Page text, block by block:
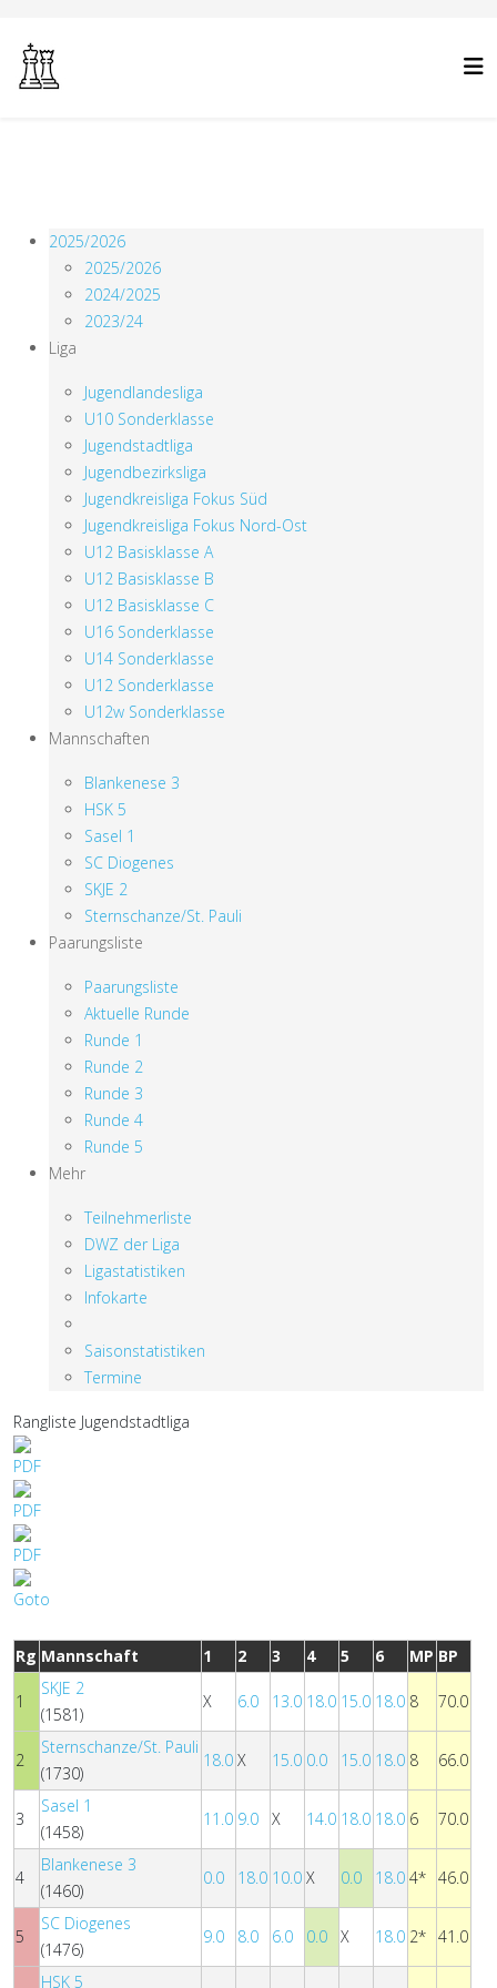
2025/2026
2025/2026
2024/2025
2023/24
Liga
Jugendlandesliga
U10 Sonderklasse
Jugendstadtliga
Jugendbezirksliga
Jugendkreisliga Fokus Süd
Jugendkreisliga Fokus Nord-Ost
U12 Basisklasse A
U12 Basisklasse B
U12 Basisklasse C
U16 Sonderklasse
U14 Sonderklasse
U12 Sonderklasse
U12w Sonderklasse
Mannschaften
Blankenese 3
HSK 5
Sasel 1
SC Diogenes
SKJE 2
Sternschanze/St. Pauli
Paarungsliste
Paarungsliste
Aktuelle Runde
Runde 1
Runde 2
Runde 3
Runde 4
Runde 5
Mehr
Teilnehmerliste
DWZ der Liga
Ligastatistiken
Infokarte
Saisonstatistiken
Termine
Rangliste Jugendstadtliga
Rg Mannschaft 1 2 3 4 5 6 MP BP
1
SKJE 2
(1581)
X 6.0 13.0 18.0 15.0 18.0 8 70.0
2
Sternschanze/St. Pauli
(1730)
18.0 X 15.0 0.0 15.0 18.0 8 66.0
3
Sasel 1
(1458)
11.0 9.0 X 14.0 18.0 18.0 6 70.0
4
Blankenese 3
(1460)
0.0 18.0 10.0 X 0.0 18.0 4* 46.0
5
SC Diogenes
(1476)
9.0 8.0 6.0 0.0 X 18.0 2* 41.0
HSK 5